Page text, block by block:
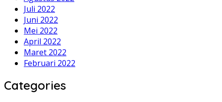
Juli 2022
Juni 2022
Mei 2022
April 2022
Maret 2022
Februari 2022
Categories